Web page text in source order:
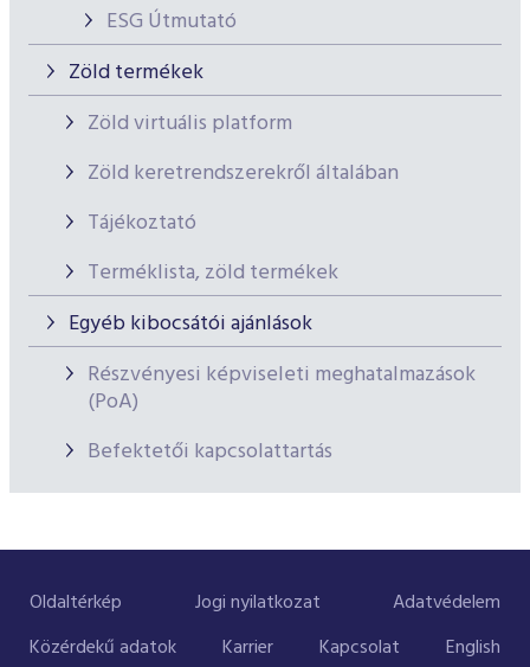
ESG Útmutató
Zöld termékek
Zöld virtuális platform
Zöld keretrendszerekről általában
Tájékoztató
Terméklista, zöld termékek
Egyéb kibocsátói ajánlások
Részvényesi képviseleti meghatalmazások
(PoA)
Befektetői kapcsolattartás
Oldaltérkép Jogi nyilatkozat
Adatvédelem
Közérdekű adatok
Karrier Kapcsolat English